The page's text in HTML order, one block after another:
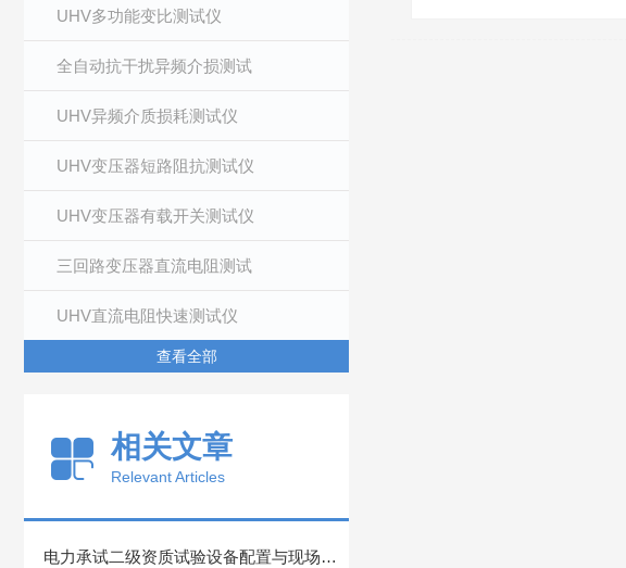
UHV多功能变比测试仪
全自动抗干扰异频介损测试
UHV异频介质损耗测试仪
UHV变压器短路阻抗测试仪
UHV变压器有载开关测试仪
三回路变压器直流电阻测试
UHV直流电阻快速测试仪
查看全部
相关文章
Relevant Articles
电力承试二级资质试验设备配置与现场应用技术探讨